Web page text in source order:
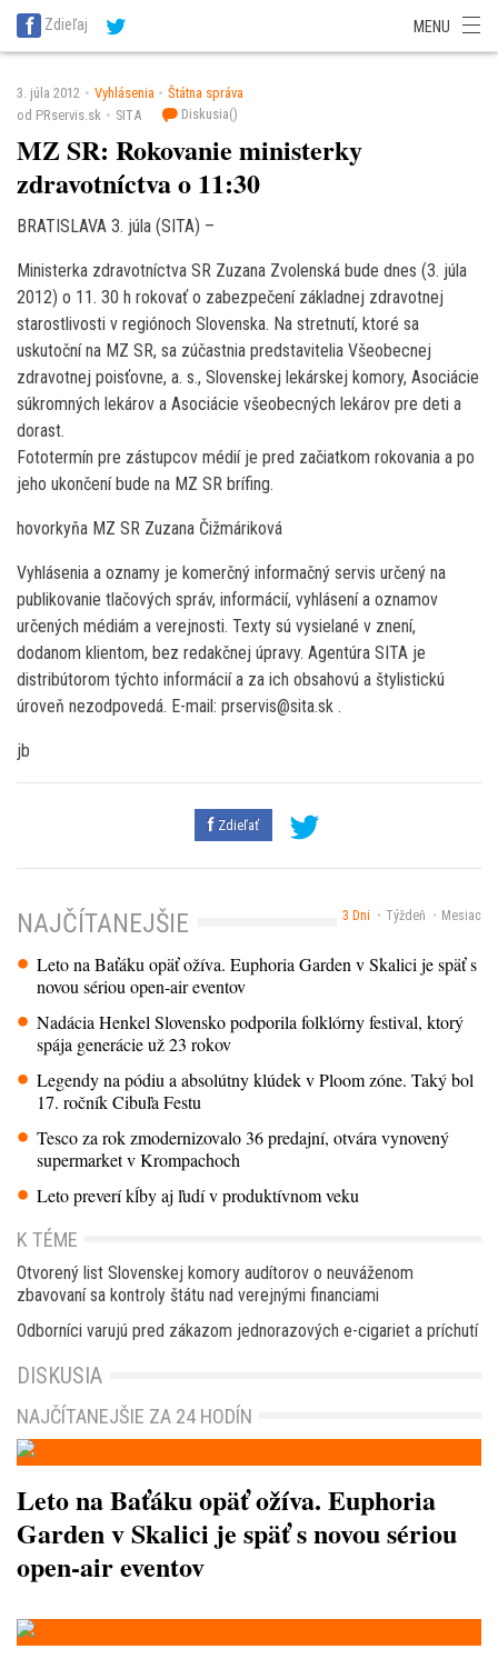
SITA Energetika
SITA Potravinárstvo
Zdieľaj MENU
3. júla 2012 Vyhlásenia
Štátna správa
od PRservis.sk
SITA Diskusia()
MZ SR: Rokovanie ministerky
zdravotníctva o 11:30
BRATISLAVA 3. júla (SITA) –
Ministerka zdravotníctva SR Zuzana Zvolenská bude dnes (3. júla
2012) o 11. 30 h rokovať o zabezpečení základnej zdravotnej
starostlivosti v regiónoch Slovenska. Na stretnutí, ktoré sa
uskutoční na MZ SR, sa zúčastnia predstavitelia Všeobecnej
zdravotnej poisťovne, a. s., Slovenskej lekárskej komory, Asociácie
súkromných lekárov a Asociácie všeobecných lekárov pre deti a
dorast.
Fototermín pre zástupcov médií je pred začiatkom rokovania a po
jeho ukončení bude na MZ SR brífing.
hovorkyňa MZ SR Zuzana Čižmáriková
Vyhlásenia a oznamy je komerčný informačný servis určený na
publikovanie tlačových správ, informácií, vyhlásení a oznamov
určených médiám a verejnosti. Texty sú vysielané v znení,
dodanom klientom, bez redakčnej úpravy. Agentúra SITA je
distribútorom týchto informácií a za ich obsahovú a štylistickú
úroveň nezodpovedá. E-mail: prservis@sita.sk .
jb
Zdieľať
3 Dni Týždeň Mesiac
NAJČÍTANEJŠIE
Leto na Baťáku opäť ožíva. Euphoria Garden v Skalici je späť s
novou sériou open-air eventov
Nadácia Henkel Slovensko podporila folklórny festival, ktorý
spája generácie už 23 rokov
Legendy na pódiu a absolútny klúdek v Ploom zóne. Taký bol
17. ročník Cibuľa Festu
Tesco za rok zmodernizovalo 36 predajní, otvára vynovený
supermarket v Krompachoch
Leto preverí kĺby aj ľudí v produktívnom veku
K TÉME
Otvorený list Slovenskej komory audítorov o neuváženom
zbavovaní sa kontroly štátu nad verejnými financiami
Odborníci varujú pred zákazom jednorazových e-cigariet a príchutí
DISKUSIA
NAJČÍTANEJŠIE ZA 24 HODÍN
Leto na Baťáku opäť ožíva. Euphoria
Garden v Skalici je späť s novou sériou
open-air eventov